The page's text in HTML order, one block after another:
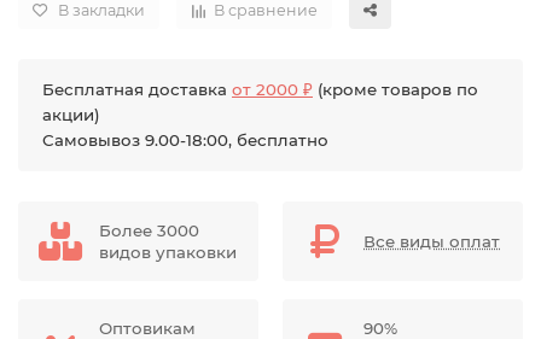
В закладки В сравнение
Бесплатная доставка от 2000 ₽ (кроме товаров по
акции)
Самовывоз 9.00-18:00, бесплатно
Более 3000
видов упаковки
Все виды оплат
Оптовикам
90%